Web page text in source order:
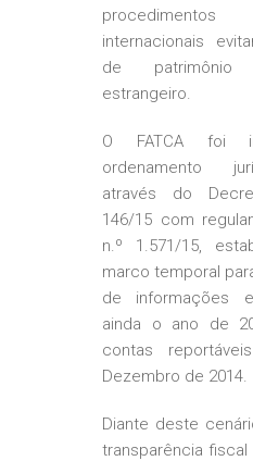
internacionais
de
estrangeiro.
O FATCA foi
ordenamento
através do
146/15 com
n.º 1.571/15,
marco temporal
de informações
ainda o ano de
contas
Dezembro de 2014.
Diante deste
transparência fiscal